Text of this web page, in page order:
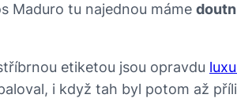
Maduro tu najednou máme
etiketou jsou opravdu
i když tah byl potom až